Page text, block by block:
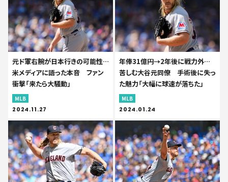
元ド軍右腕が日本行きの可能性…
米メディアに語った本音 ファン
衝撃「来たら大騒動」
MLB
2024.11.27
年俸31億円→2年後に戦力外…
苦しむ大谷元同僚 手術後に失っ
た魅力「大幅に球速が落ちた」
MLB
2024.01.24